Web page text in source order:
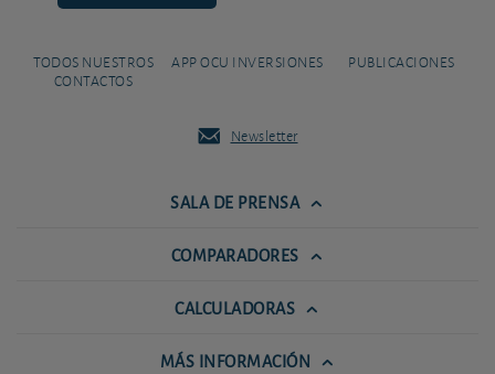
TODOS NUESTROS
CONTACTOS
APP OCU INVERSIONES PUBLICACIONES
Newsletter
SALA DE PRENSA
COMPARADORES
CALCULADORAS
MÁS INFORMACIÓN